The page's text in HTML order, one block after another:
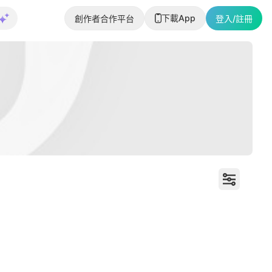
創作者合作平台 下載App 登入/註冊